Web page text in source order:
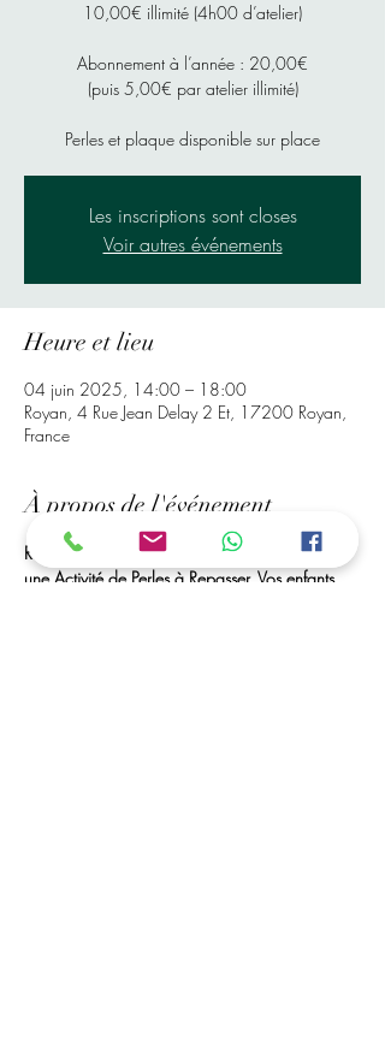
10,00€ illimité (4h00 d’atelier)
Abonnement à l’année : 20,00€
(puis 5,00€ par atelier illimité)
Perles et plaque disponible sur place
Les inscriptions sont closes
Voir autres événements
Heure et lieu
04 juin 2025, 14:00 – 18:00
Royan, 4 Rue Jean Delay 2 Et, 17200 Royan,
France
À propos de l'événement
Rendez-Vous à Mr bricolage de Royan, Pour
une Activité de Perles à Repasser. Vos enfants